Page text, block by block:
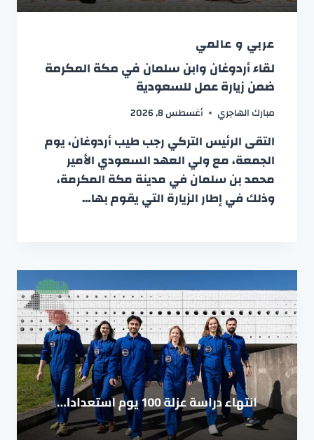
عربي و عالمي
لقاء أردوغان وابن سلمان في مكة المكرمة
ضمن زيارة عمل للسعودية
مبارك الهاجري أغسطس 8, 2026
التقى الرئيس التركي رجب طيب أردوغان، يوم
الجمعة، مع ولي العهد السعودي الأمير
محمد بن سلمان في مدينة مكة المكرمة،
وذلك في إطار الزيارة التي يقوم بها…